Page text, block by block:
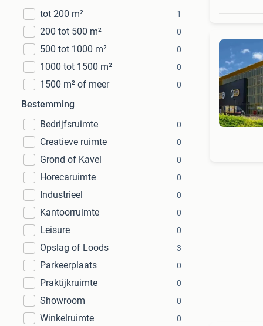
tot 200 m²
1
200 tot 500 m² 0
500 tot 1000 m² 0
1000 tot 1500 m² 0
1500 m² of meer 0
Bestemming
Bedrijfsruimte
0
Creatieve ruimte 0
Grond of Kavel 0
Horecaruimte 0
Industrieel 0
Kantoorruimte 0
Leisure 0
Opslag of Loods 3
Parkeerplaats 0
Praktijkruimte 0
Showroom 0
Winkelruimte 0